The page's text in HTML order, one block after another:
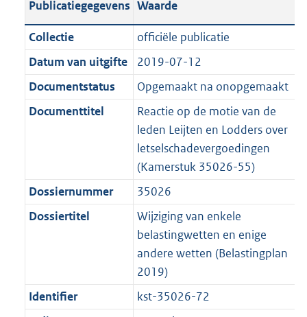
i
e
i
n
f
a
t
3
K
b
t
i
e
i
n
a
a
:
K
b
a
t
i
e
i
m
a
e
3
K
b
c
a
t
i
e
r
m
t
:
2
K
a
n
d
s
g
r
o
o
t
t
:
2
K
a
n
d
s
g
o
o
t
e
:
2
b
Publicatiegegevens Waarde
Collectie
officiële publicatie
Datum van uitgifte
2019-07-12
Documentstatus
Opgemaakt na onopgemaakt
Documenttitel
Reactie op de motie van de
leden Leijten en Lodders over
letselschadevergoedingen
(Kamerstuk 35026-55)
Dossiernummer
35026
Dossiertitel
Wijziging van enkele
belastingwetten en enige
andere wetten (Belastingplan
2019)
Identifier
kst-35026-72